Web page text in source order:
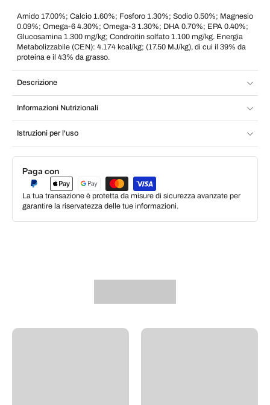
Amido 17.00%; Calcio 1.60%; Fosforo 1.30%; Sodio 0.50%; Magnesio
0.09%; Omega-6 4.30%; Omega-3 1.30%; DHA 0.70%; EPA 0.40%;
Glucosamina 1.300 mg/kg; Condroitin solfato 1.100 mg/kg. Energia
Metabolizzabile (CEN): 4.174 kcal/kg; (17.50 MJ/kg), di cui il 39% da
proteina e il 43% da grasso.
Descrizione
Informazioni Nutrizionali
Istruzioni per l'uso
Paga con
La tua transazione è protetta da misure di sicurezza avanzate per
garantire la riservatezza delle tue informazioni.